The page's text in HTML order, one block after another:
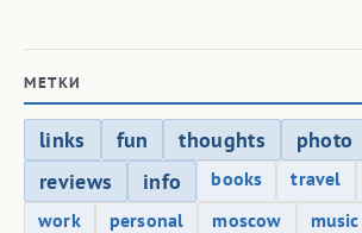
МЕТКИ
links fun thoughts photo
reviews
info books travel
work
personal moscow music